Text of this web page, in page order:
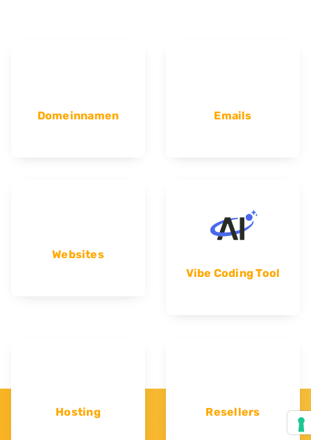
Domeinnamen Emails
Websites
Vibe Coding Tool
Hosting Resellers